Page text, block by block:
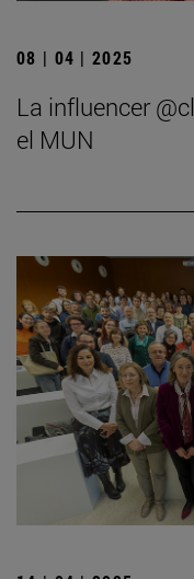
08 | 04 | 2025
La influencer
el MUN